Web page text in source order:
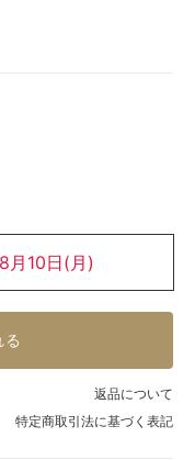
8月10日(月)
返品について
特定商取引法に基づく表記